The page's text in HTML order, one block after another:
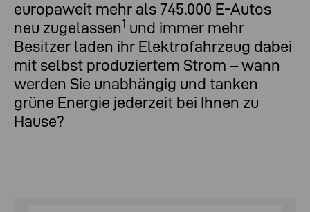
europaweit mehr als 745.000 E-Autos
neu zugelassen1 und immer mehr
Besitzer laden ihr Elektrofahrzeug dabei
mit selbst produziertem Strom – wann
werden Sie unabhängig und tanken
grüne Energie jederzeit bei Ihnen zu
Hause?